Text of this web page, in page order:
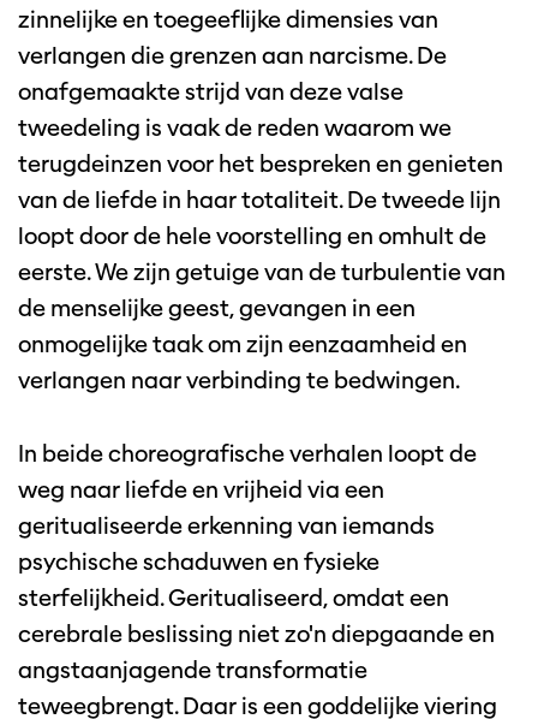
zinnelijke en toegeeflijke dimensies van
verlangen die grenzen aan narcisme. De
onafgemaakte strijd van deze valse
tweedeling is vaak de reden waarom we
terugdeinzen voor het bespreken en genieten
van de liefde in haar totaliteit. De tweede lijn
loopt door de hele voorstelling en omhult de
eerste. We zijn getuige van de turbulentie van
de menselijke geest, gevangen in een
onmogelijke taak om zijn eenzaamheid en
verlangen naar verbinding te bedwingen.
In beide choreografische verhalen loopt de
weg naar liefde en vrijheid via een
geritualiseerde erkenning van iemands
psychische schaduwen en fysieke
sterfelijkheid. Geritualiseerd, omdat een
cerebrale beslissing niet zo'n diepgaande en
angstaanjagende transformatie
teweegbrengt. Daar is een goddelijke viering